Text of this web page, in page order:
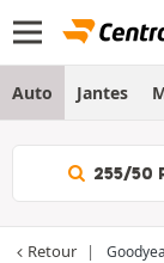
Auto Jantes
255/50
Retour